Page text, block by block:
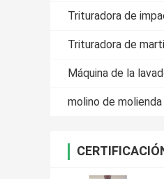
Trituradora de
Trituradora de
Máquina de la
molino de